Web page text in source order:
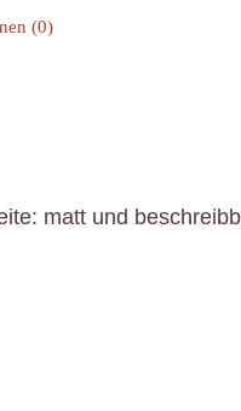
(0)
matt und